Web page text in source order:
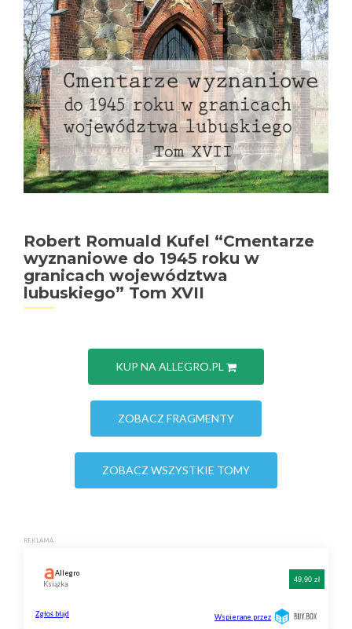
Robert Romuald Kufel “Cmentarze
wyznaniowe do 1945 roku w
granicach województwa
lubuskiego” Tom XVII
KUP NA ALLEGRO.PL
ZOBACZ FRAGMENTY
ZOBACZ WSZYSTKIE TOMY